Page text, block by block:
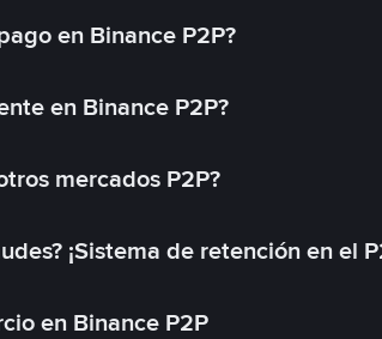
en Binance P2P?
en Binance P2P?
mercados P2P?
¡Sistema de retención en el
en Binance P2P